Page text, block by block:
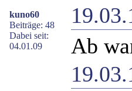
kuno60
Beiträge: 48
Dabei seit:
04.01.09
Ab